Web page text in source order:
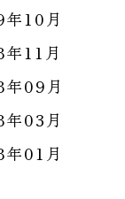
10月
11月
09月
03月
01月